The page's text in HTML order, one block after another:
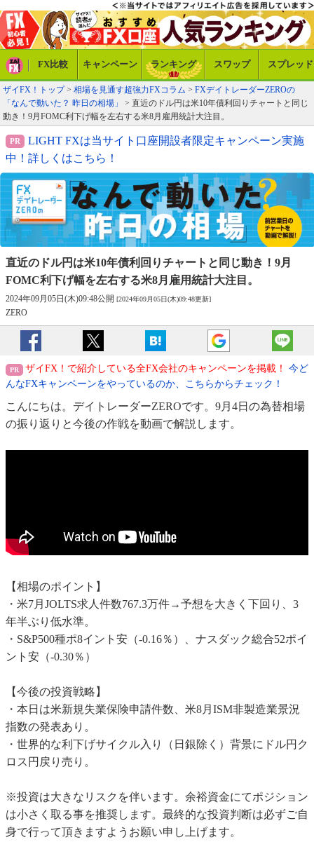
FX比較 キャンペーン ランキング スワップ スプレッド
ザイFX！トップ> 相場を見通す超強力FXコラム > FXデイトレーダーZEROの
「なんで動いた？ 昨日の相場」
> 直近のドル円は米10年債利回りチャートと同じ
動き！9月FOMC利下げ幅を左右する米8月雇用統計大注目。
LIGHT FXは当サイト口座開設者限定キャンペーン実施
中！詳しくはこちら！
直近のドル円は米10年債利回りチャートと同じ動き！ 9月
FOMC利下げ幅を左右する米8月雇用統計大注目。
2024年09月05日(木)09:48公開 [2024年09月05日(木)09:48更新]
ZERO
ザイFX！で紹介している全FX会社のキャンペーンを掲載！
今ど
んなFXキャンペーンをやっているのか、こちらからチェック！
こんにちは。デイトレーダーZEROです。9月4日の為替相場
の振り返りと今後の作戦を動画で解説します。
【相場のポイント】
・米7月JOLTS求人件数767.3万件→予想を大きく下回り、3
年半ぶり低水準。
・S&P500種ポ8イント安（-0.16％）、ナスダック総合52ポイ
ント安（-0.30％）
【今後の投資戦略】
・本日は米新規失業保険申請件数、米8月ISM非製造業景況
指数の発表あり。
・世界的な利下げサイクル入り（日銀除く）背景にドル円ク
ロス円戻り売り。
※投資は大きなリスクを伴います。余裕資金にてポジション
は小さく取る事を推奨します。最終的な投資判断は必ずご自
身で行って頂きますようお願い申し上げます。